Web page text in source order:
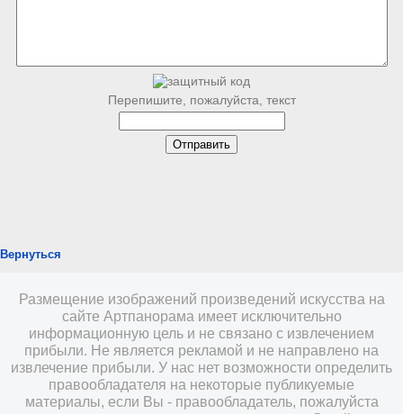
Перепишите, пожалуйста, текст
Вернуться
Размещение изображений произведений искусства на
сайте Артпанорама имеет исключительно
информационную цель и не связано с извлечением
прибыли. Не является рекламой и не направлено на
извлечение прибыли. У нас нет возможности определить
правообладателя на некоторые публикуемые
материалы, если Вы - правообладатель, пожалуйста